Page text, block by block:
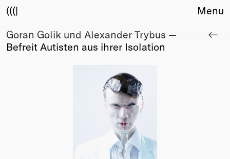
(((|
About
Club
Menu
Goran Golik und Alexander Trybus —
Befreit Autisten aus ihrer Isolation